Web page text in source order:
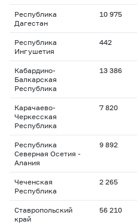
Республика
Дагестан
10 975
Республика
Ингушетия
442
Кабардино-
Балкарская
Республика
13 386
Карачаево-
Черкесская
Республика
7 820
Республика
Северная Осетия -
Алания
9 892
Чеченская
Республика
2 265
Ставропольский
край
56 210